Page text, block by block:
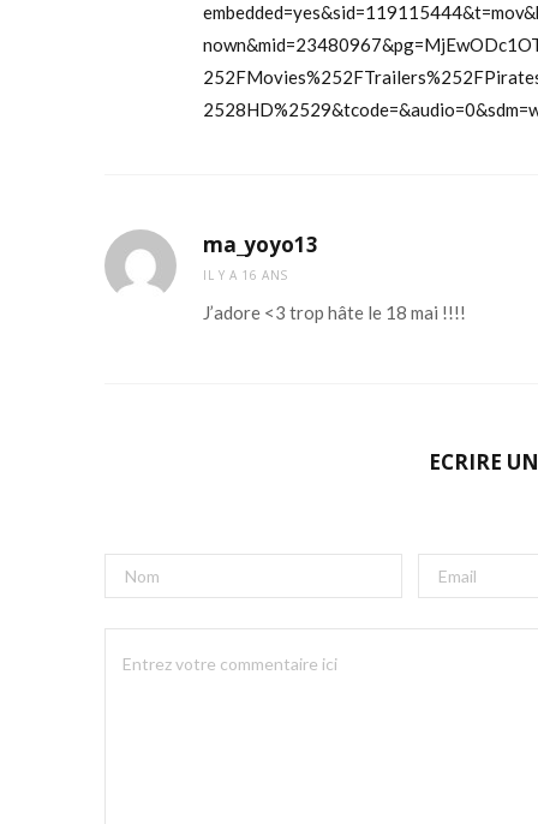
ma_yoyo13
IL Y A 16 ANS
J’adore <3 trop hâte le 18 mai !!!!
ECRIRE